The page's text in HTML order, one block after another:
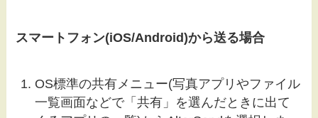
スマートフォン(iOS/Android)から送る場合
OS標準の共有メニュー(写真アプリやファイル
一覧画面などで「共有」を選んだときに出て